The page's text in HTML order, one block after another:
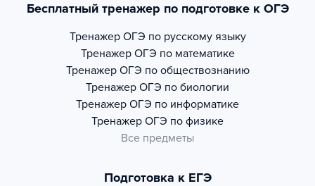
Бесплатный тренажер по подготовке к ОГЭ
Тренажер ОГЭ по русскому языку
Тренажер ОГЭ по математике
Тренажер ОГЭ по обществознанию
Тренажер ОГЭ по биологии
Тренажер ОГЭ по информатике
Тренажер ОГЭ по физике
Все предметы
Подготовка к ЕГЭ